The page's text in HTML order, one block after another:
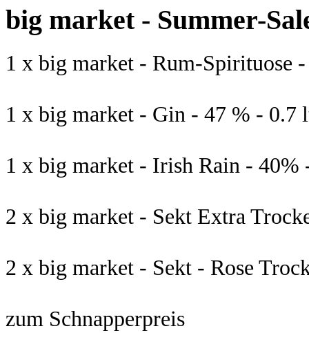
big market - Summer-
1 x big market - Rum-Spirituose
1 x big market - Gin - 47 % - 0.7
1 x big market - Irish Rain - 40%
2 x big market - Sekt Extra
2 x big market - Sekt - Rose
zum Schnapperpreis